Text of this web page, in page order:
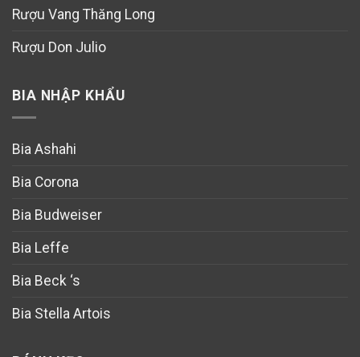
Rượu Vang Thăng Long
Rượu Don Julio
BIA NHẬP KHẨU
Bia Ashahi
Bia Corona
Bia Budweiser
Bia Leffe
Bia Beck ‘s
Bia Stella Artois